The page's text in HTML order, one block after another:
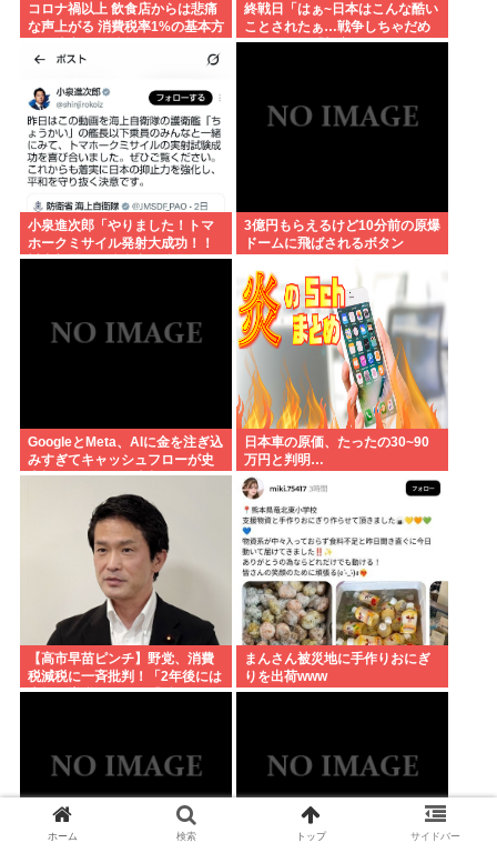
コロナ禍以上 飲食店からは悲痛
な声上がる 消費税率1%の基本方
れ”
終戦日「はぁ~日本はこんな酷い
ことされたぁ…戦争しちゃだめ
ぇ…」ワイ「加害にも触れた
小泉進次郎「やりました！トマ
ホークミサイル発射大成功！！
対中朝露への防衛力を強化して
3億円もらえるけど10分前の原爆
ドームに飛ばされるボタン
GoogleとMeta、AIに金を注ぎ込
みすぎてキャッシュフローが史
上初のマイナス。売却か保有で
内ゲバ始まる
日本車の原価、たったの30~90
万円と判明…
【高市早苗ピンチ】野党、消費
税減税に一斉批判！「2年後には
大幅な増税になる」「財源どう
まんさん被災地に手作りおにぎ
りを出荷www
ホーム 検索 トップ サイドバー